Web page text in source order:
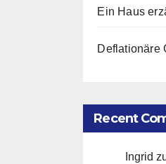
Ein Haus
Deflationäre
Recent
Ingrid